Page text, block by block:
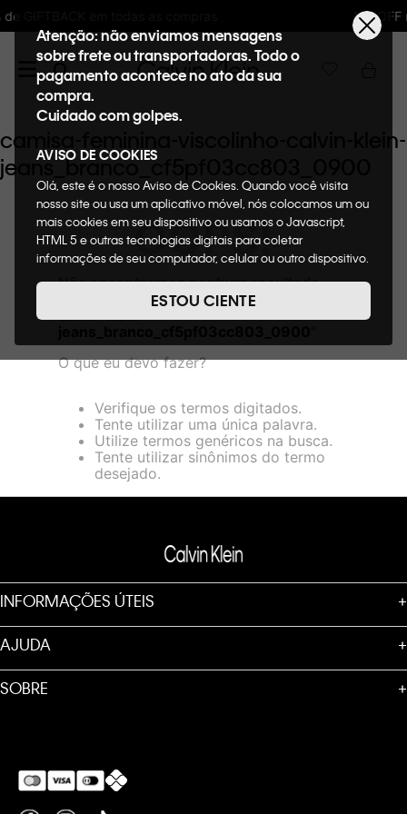
10%OFF na primeira compra :
Atenção: não enviamos mensagens
sobre frete ou transportadoras. Todo o
pagamento acontece no ato da sua
compra.
Cuidado com golpes.
AVISO DE COOKIES
Olá, este é o nosso Aviso de Cookies. Quando você visita
nosso site ou usa um aplicativo móvel, nós colocamos um ou
mais cookies em seu dispositivo ou usamos o Javascript,
HTML 5 e outras tecnologias digitais para coletar
informações de seu computador, celular ou outro dispositivo.
de cookies, informaremos quais cookies usaremos e quais
suas funções. A forma como processamos os dados
nosso Aviso de Privacidade. Quando você visita nosso site,
consideraremos isso como sua solicitação específica para
entre outros, a capacidade de comprar um item em nossa
loja virtual. Para maiores informações sobre o nosso aviso de
Cookies acesse o link.
ESTOU CIENTE
camisa-feminina-viscolinho-calvin-klein-
jeans_branco_cf5pf03cc803_0900
OOPS!
Não encontramos nenhum resultado
camisa-feminina-viscolinho-
calvin-klein-
O que eu devo fazer?
Verifique os termos digitados.
Tente utilizar uma única palavra.
Utilize termos genéricos na busca.
Tente utilizar sinônimos do termo
desejado.
INFORMAÇÕES ÚTEIS +
AJUDA +
SOBRE +